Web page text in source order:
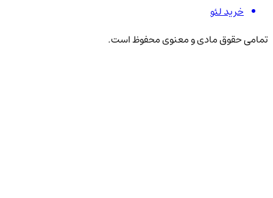
خرید لئو
تمامی حقوق مادی و معنوی محفوظ است.